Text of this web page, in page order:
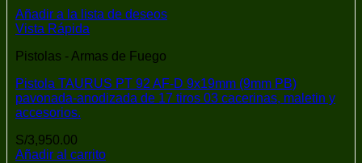
Añadir a la lista de deseos
Vista Rápida
Pistolas - Armas de Fuego
Pistola TAURUS PT 92 AF-D 9x19mm (9mm PB)
pavonada-anodizada de 17 tiros 03 cacerinas, maletin y
accesorios.
S/3,950.00
Añadir al carrito